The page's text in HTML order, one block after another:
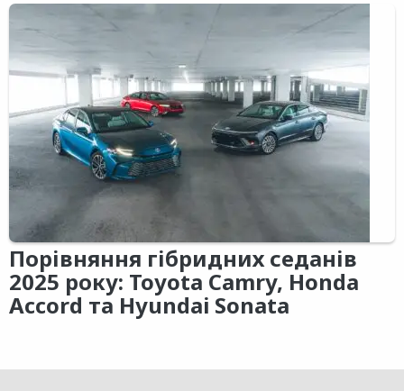
Порівняння гібридних седанів
2025 року: Toyota Camry, Honda
Accord та Hyundai Sonata